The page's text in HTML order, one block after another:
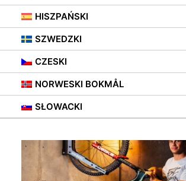
HISZPAŃSKI
SZWEDZKI
CZESKI
NORWESKI BOKMÅL
SŁOWACKI